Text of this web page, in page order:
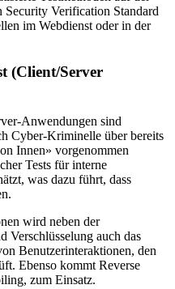
Verification Standard
im Webdienst oder in der
(Client/Server
Anwendungen sind
Cyber-Kriminelle über bereits
Innen» vorgenommen
Tests für interne
was dazu führt, dass
wird neben der
Verschlüsselung auch das
Benutzerinteraktionen, den
Ebenso kommt Reverse
zum Einsatz.